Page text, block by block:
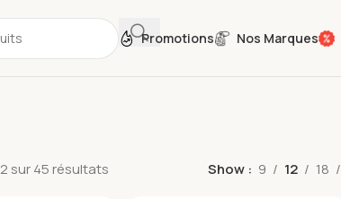
Promotions Nos Marques
sur 45 résultats Show 9 12 18